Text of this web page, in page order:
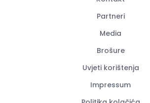
Partneri
Media
Brošure
Uvjeti korištenja
Impressum